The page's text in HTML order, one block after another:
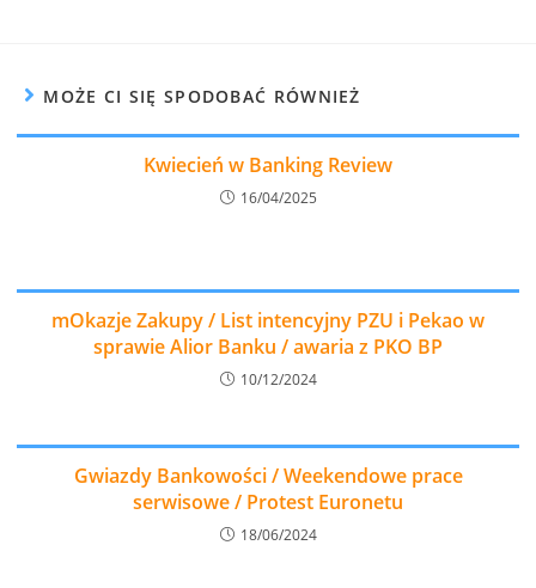
MOŻE CI SIĘ SPODOBAĆ RÓWNIEŻ
Kwiecień w Banking Review
16/04/2025
mOkazje Zakupy / List intencyjny PZU i Pekao w
sprawie Alior Banku / awaria z PKO BP
10/12/2024
Gwiazdy Bankowości / Weekendowe prace
serwisowe / Protest Euronetu
18/06/2024